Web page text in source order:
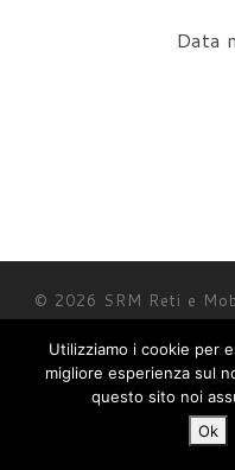
Data
© 2026 SRM Reti e
Utilizziamo i cookie per
migliore esperienza sul
questo sito noi
Ok